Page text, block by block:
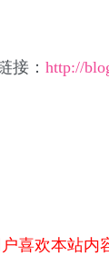
接： http://
喜欢本站内